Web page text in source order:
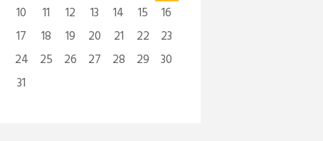
10
11 12 13 14 15
16
17
18 19 20 21 22
23
24
25 26 27 28 29
30
31